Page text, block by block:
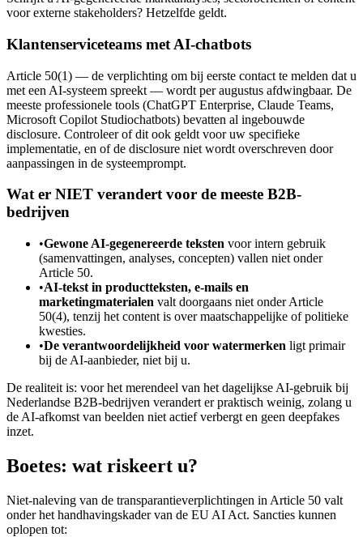
voor externe stakeholders? Hetzelfde geldt.
Klantenserviceteams met AI-chatbots
Article 50(1) — de verplichting om bij eerste contact te melden dat u
met een AI-systeem spreekt — wordt per augustus afdwingbaar. De
meeste professionele tools (ChatGPT Enterprise, Claude Teams,
Microsoft Copilot Studiochatbots) bevatten al ingebouwde
disclosure. Controleer of dit ook geldt voor uw specifieke
implementatie, en of de disclosure niet wordt overschreven door
aanpassingen in de systeemprompt.
Wat er NIET verandert voor de meeste B2B-
bedrijven
•Gewone AI-gegenereerde teksten voor intern gebruik
(samenvattingen, analyses, concepten) vallen niet onder
Article 50.
•AI-tekst in productteksten, e-mails en
marketingmaterialen valt doorgaans niet onder Article
50(4), tenzij het content is over maatschappelijke of politieke
kwesties.
•De verantwoordelijkheid voor watermerken ligt primair
bij de AI-aanbieder, niet bij u.
De realiteit is: voor het merendeel van het dagelijkse AI-gebruik bij
Nederlandse B2B-bedrijven verandert er praktisch weinig, zolang u
de AI-afkomst van beelden niet actief verbergt en geen deepfakes
inzet.
Boetes: wat riskeert u?
Niet-naleving van de transparantieverplichtingen in Article 50 valt
onder het handhavingskader van de EU AI Act. Sancties kunnen
oplopen tot: